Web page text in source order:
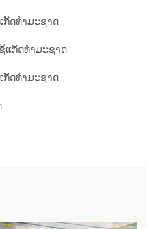
ກັດທຳມະຊາດ
ແກັດທຳມະຊາດ
ກັດທຳມະຊາດ